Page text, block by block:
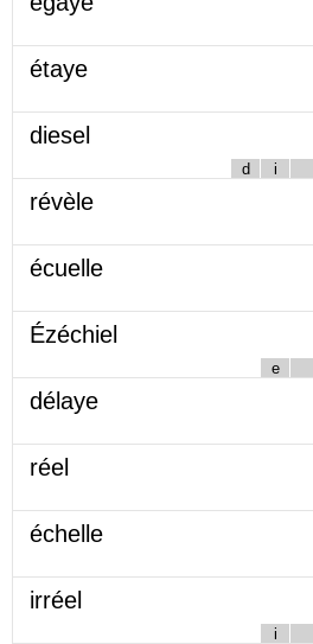
étaye
diesel
d i
révèle
écuelle
Ézéchiel
e
délaye
réel
échelle
irréel
i